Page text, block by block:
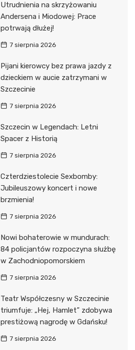
Utrudnienia na skrzyżowaniu
Andersena i Miodowej: Prace
potrwają dłużej!
7 sierpnia 2026
Pijani kierowcy bez prawa jazdy z
dzieckiem w aucie zatrzymani w
Szczecinie
7 sierpnia 2026
Szczecin w Legendach: Letni
Spacer z Historią
7 sierpnia 2026
Czterdziestolecie Sexbomby:
Jubileuszowy koncert i nowe
brzmienia!
7 sierpnia 2026
Nowi bohaterowie w mundurach:
84 policjantów rozpoczyna służbę
w Zachodniopomorskiem
7 sierpnia 2026
Teatr Współczesny w Szczecinie
triumfuje: „Hej, Hamlet” zdobywa
prestiżową nagrodę w Gdańsku!
7 sierpnia 2026